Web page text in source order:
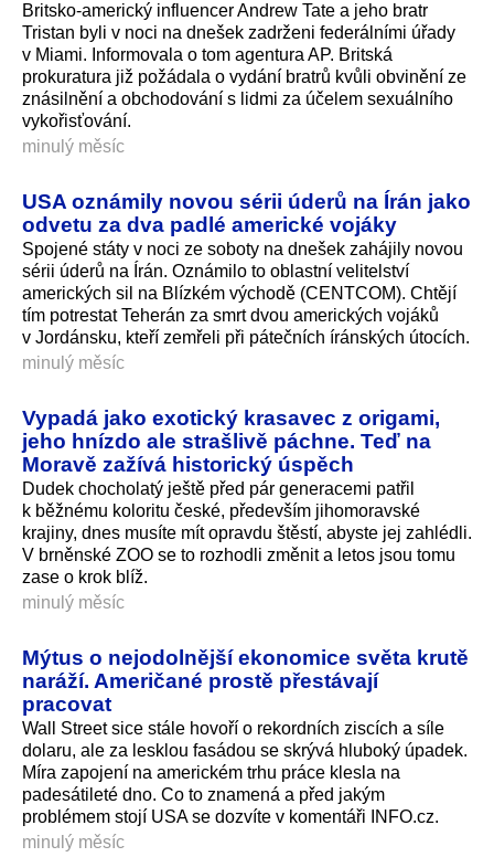
Britsko-americký influencer Andrew Tate a jeho bratr
Tristan byli v noci na dnešek zadrženi federálními úřady
v Miami. Informovala o tom agentura AP. Britská
prokuratura již požádala o vydání bratrů kvůli obvinění ze
znásilnění a obchodování s lidmi za účelem sexuálního
vykořisťování.
minulý měsíc
USA oznámily novou sérii úderů na Írán jako
odvetu za dva padlé americké vojáky
Spojené státy v noci ze soboty na dnešek zahájily novou
sérii úderů na Írán. Oznámilo to oblastní velitelství
amerických sil na Blízkém východě (CENTCOM). Chtějí
tím potrestat Teherán za smrt dvou amerických vojáků
v Jordánsku, kteří zemřeli při pátečních íránských útocích.
minulý měsíc
Vypadá jako exotický krasavec z origami,
jeho hnízdo ale strašlivě páchne. Teď na
Moravě zažívá historický úspěch
Dudek chocholatý ještě před pár generacemi patřil
k běžnému koloritu české, především jihomoravské
krajiny, dnes musíte mít opravdu štěstí, abyste jej zahlédli.
V brněnské ZOO se to rozhodli změnit a letos jsou tomu
zase o krok blíž.
minulý měsíc
Mýtus o nejodolnější ekonomice světa krutě
naráží. Američané prostě přestávají
pracovat
Wall Street sice stále hovoří o rekordních ziscích a síle
dolaru, ale za lesklou fasádou se skrývá hluboký úpadek.
Míra zapojení na americkém trhu práce klesla na
padesátileté dno. Co to znamená a před jakým
problémem stojí USA se dozvíte v komentáři INFO.cz.
minulý měsíc